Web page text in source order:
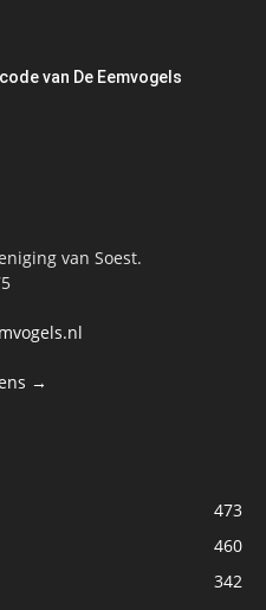
van De Eemvogels
van Soest.
→
473
460
342